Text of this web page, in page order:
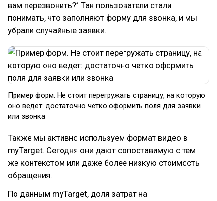
вам перезвонить?” Так пользователи стали
понимать, что заполняют форму для звонка, и мы
убрали случайные заявки.
Пример форм. Не стоит перегружать страницу, на которую
оно ведет: достаточно четко оформить поля для заявки
или звонка
Также мы активно используем формат видео в
myTarget. Сегодня они дают сопоставимую с тем
же контекстом или даже более низкую стоимость
обращения.
По данным myTarget, доля затрат на